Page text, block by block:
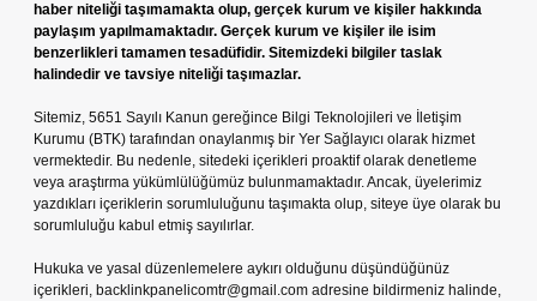
haber niteliği taşımamakta olup, gerçek kurum ve kişiler hakkında
paylaşım yapılmamaktadır. Gerçek kurum ve kişiler ile isim
benzerlikleri tamamen tesadüfidir. Sitemizdeki bilgiler taslak
halindedir ve tavsiye niteliği taşımazlar.
Sitemiz, 5651 Sayılı Kanun gereğince Bilgi Teknolojileri ve İletişim
Kurumu (BTK) tarafından onaylanmış bir Yer Sağlayıcı olarak hizmet
vermektedir. Bu nedenle, sitedeki içerikleri proaktif olarak denetleme
veya araştırma yükümlülüğümüz bulunmamaktadır. Ancak, üyelerimiz
yazdıkları içeriklerin sorumluluğunu taşımakta olup, siteye üye olarak bu
sorumluluğu kabul etmiş sayılırlar.
Hukuka ve yasal düzenlemelere aykırı olduğunu düşündüğünüz
içerikleri, backlinkpanelicomtr@gmail.com adresine bildirmeniz halinde,